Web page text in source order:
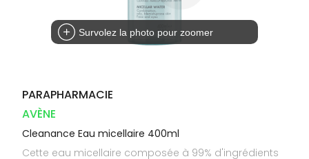
Survolez la photo pour zoomer
PARAPHARMACIE
AVÈNE
Cleanance Eau micellaire 400ml
Cette eau micellaire composée à 99% d'ingrédients